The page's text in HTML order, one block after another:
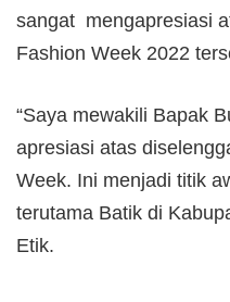
sangat mengapresiasi
Fashion Week 2022
“Saya mewakili Bapak
apresiasi atas
Week. Ini menjadi titik
terutama Batik di
Etik.